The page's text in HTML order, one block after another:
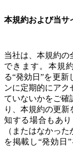
本規約および当サ
当社は、本規約の
できます。本規
る“発効日”を更
ンに定期的にアク
ていないかをご確
り、本規約の更
知する場合もあり
（またはなかっ
を掲載し“発効日